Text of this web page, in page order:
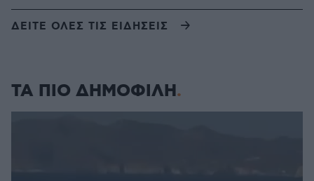
ΔΕΙΤΕ ΟΛΕΣ ΤΙΣ ΕΙΔΗΣΕΙΣ
ΤΑ ΠΙΟ ΔΗΜΟΦΙΛΗ